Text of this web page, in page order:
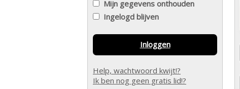
Mijn gegevens onthouden
Ingelogd blijven
Inloggen
Help, wachtwoord kwijt!?
Ik ben nog geen gratis lid!?